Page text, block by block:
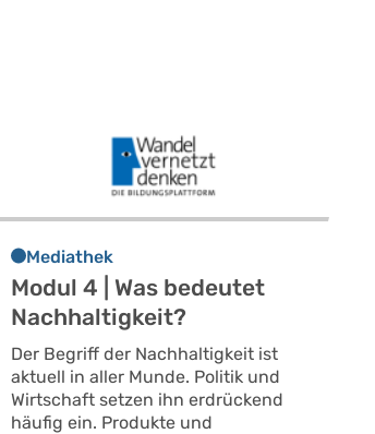
Mediathek
Modul 4 | Was bedeutet
Nachhaltigkeit?
Der Begriff der Nachhaltigkeit ist
aktuell in aller Munde. Politik und
Wirtschaft setzen ihn erdrückend
häufig ein. Produkte und